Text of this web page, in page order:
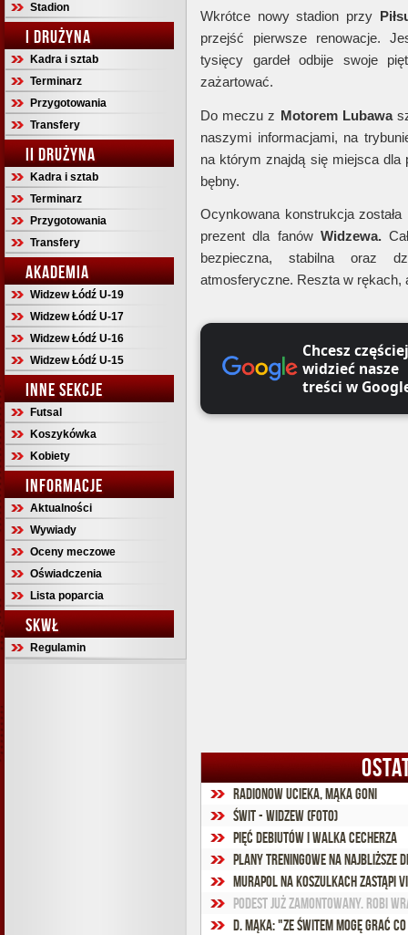
Stadion
I DRUŻYNA
Kadra i sztab
Terminarz
Przygotowania
Transfery
II DRUŻYNA
Kadra i sztab
Terminarz
Przygotowania
Transfery
AKADEMIA
Widzew Łódź U-19
Widzew Łódź U-17
Widzew Łódź U-16
Widzew Łódź U-15
INNE SEKCJE
Futsal
Koszykówka
Kobiety
INFORMACJE
Aktualności
Wywiady
Oceny meczowe
Oświadczenia
Lista poparcia
SKWŁ
Regulamin
Wkrótce nowy stadion przy
przejść pierwsze renowacje.
tysięcy gardeł odbije swoje
zażartować.
Do meczu z Motorem Lubawa
naszymi informacjami, na
na którym znajdą się miejsca dla
bębny.
Ocynkowana konstrukcja
prezent dla fanów Widzewa.
bezpieczna, stabilna oraz
atmosferyczne. Reszta w rękach,
Chcesz częściej
widzieć nasze
treści w
Radionow ucieka, Mąka goni
Świt - Widzew (foto)
Pięć debiutów i walka Cecherza
Plany treningowe na najbliższe
Murapol na koszulkach zastąpi
Podest już zamontowany. Robi
D. Mąka: "Ze Świtem mogę grać